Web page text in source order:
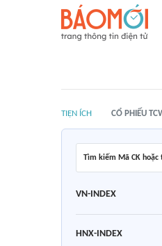
TIỆN ÍCH CỔ PHIẾU
Tìm kiếm Mã CK hoặc
VN-INDEX
HNX-INDEX